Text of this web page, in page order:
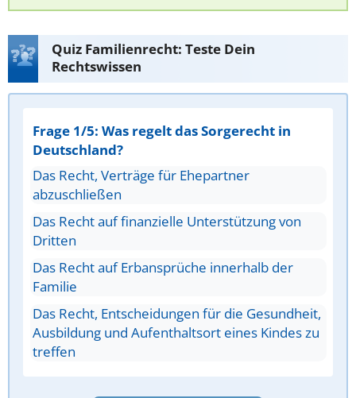
Quiz Familienrecht: Teste Dein
Rechtswissen
Frage 1/5: Was regelt das Sorgerecht in
Deutschland?
Das Recht, Verträge für Ehepartner
abzuschließen
Das Recht auf finanzielle Unterstützung von
Dritten
Das Recht auf Erbansprüche innerhalb der
Familie
Das Recht, Entscheidungen für die Gesundheit,
Ausbildung und Aufenthaltsort eines Kindes zu
treffen